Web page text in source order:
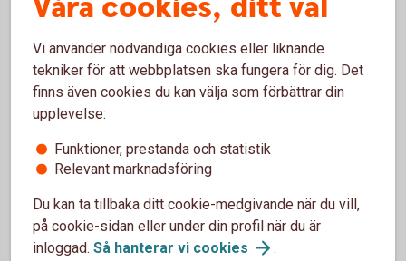
Professionell kund
Professionella kunder antas vara i stånd att fatta sina egna
investeringsbeslut och förstå riskerna med sina
investeringar. De förväntas normalt ha sådana kunskaper att
kunna göra ett investeringsbeslut. Det innebär att den som
är professionell kund själv måste begära den information
som hon eller han anser sig behöva. Vid
Vi använder nödvändiga cookies eller liknande
tekniker för att webbplatsen ska fungera för dig. Det
finns även cookies du kan välja som förbättrar din
upplevelse:
Funktioner, prestanda och statistik
Relevant marknadsföring
Du kan ta tillbaka ditt cookie-medgivande när du vill,
på cookie-sidan eller under din profil när du är
inloggad. Så hanterar vi cookies .